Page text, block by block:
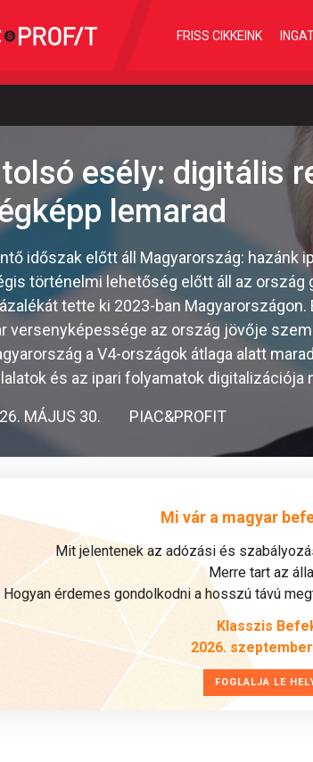
FRISS CIKKEINK
esély: digitális
lemarad
időszak előtt áll Magyarország: hazánk
történelmi lehetőség előtt áll az ország
tette ki 2023-ban
versenyképessége az ország jövője
a V4-országok átlaga alatt
és az ipari folyamatok digitalizációja
MÁJUS 30. PIAC&PROFIT
Mi vár a magyar
Mit jelentenek az adózási és
Merre tart az
Hogyan érdemes gondolkodni a hosszú távú
Klasszis
2026.
FOGLALJA LE